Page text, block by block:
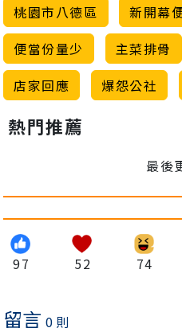
桃園市八德區 新開幕
便當份量少
主菜排骨
店家回應
爆怨公社
熱門推薦
最後
97 52 74